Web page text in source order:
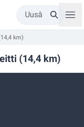
Uusâ
km)
(14,4 km)